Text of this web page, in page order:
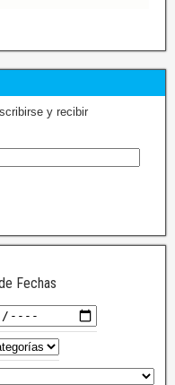
y recibir
Fechas